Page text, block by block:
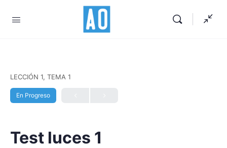
LECCIÓN 1, TEMA 1
En Progreso
Test luces 1